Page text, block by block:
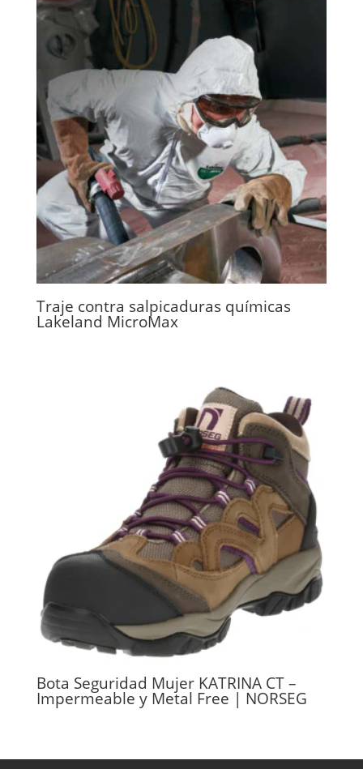
Traje contra salpicaduras químicas
Lakeland MicroMax
Bota Seguridad Mujer KATRINA CT –
Impermeable y Metal Free | NORSEG